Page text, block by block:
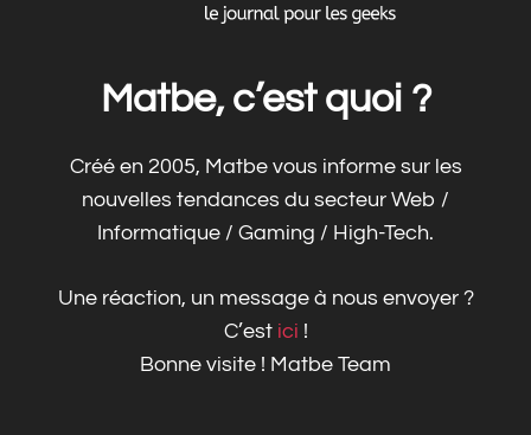
Matbe, c’est quoi ?
Créé en 2005, Matbe vous informe sur les
nouvelles tendances du secteur Web /
Informatique / Gaming / High-Tech.
Une réaction, un message à nous envoyer ?
C’est ici !
Bonne visite ! Matbe Team